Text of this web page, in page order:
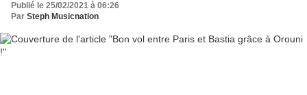
Publié le 25/02/2021 à 06:26
Par Steph Musicnation